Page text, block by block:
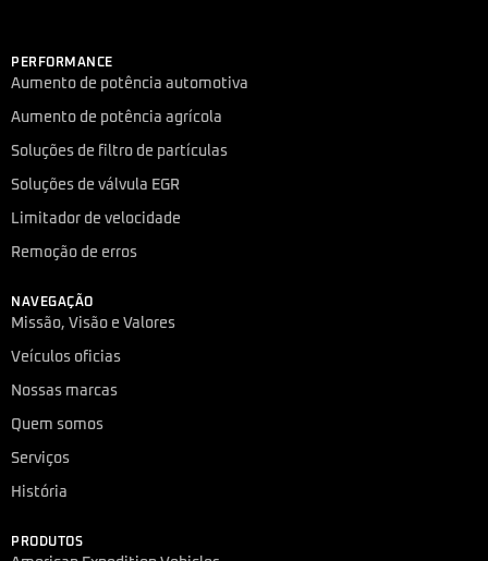
PERFORMANCE
Aumento de potência automotiva
Aumento de potência agrícola
Soluções de filtro de partículas
Soluções de válvula EGR
Limitador de velocidade
Remoção de erros
NAVEGAÇÃO
Missão, Visão e Valores
Veículos oficias
Nossas marcas
Quem somos
Serviços
História
PRODUTOS